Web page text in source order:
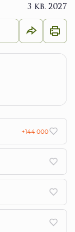
3 кв. 2027
+144 000